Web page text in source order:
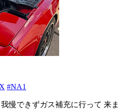
#NA1
慢できずガス補充に行って 来ま